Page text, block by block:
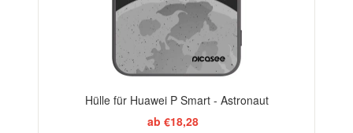
Hülle für Huawei P Smart - Astronaut
ab €18,28